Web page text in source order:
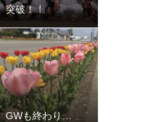
突破！！
GWも終わり…